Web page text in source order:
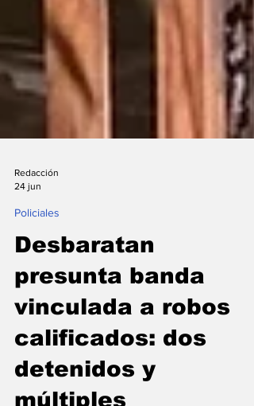
24 jun
Policiales
Desbaratan
presunta banda
vinculada a robos